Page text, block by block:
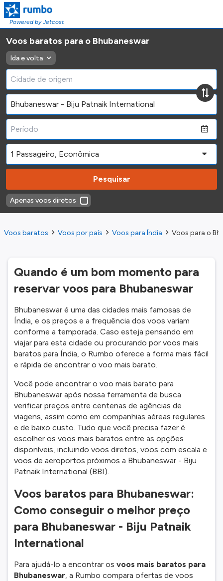
Powered by Jetcost
Voos baratos para o Bhubaneswar
Ida e volta
Pesquisar
Apenas voos diretos
Voos baratos Voos por país Voos para Índia Voos para o
Quando é um bom momento para
reservar voos para Bhubaneswar
Bhubaneswar é uma das cidades mais famosas de
Índia, e os preços e a frequência dos voos variam
conforme a temporada. Caso esteja pensando em
viajar para esta cidade ou procurando por voos mais
baratos para Índia, o Rumbo oferece a forma mais fácil
e rápida de encontrar o voo mais barato.
Você pode encontrar o voo mais barato para
Bhubaneswar após nossa ferramenta de busca
verificar preços entre centenas de agências de
viagens, assim como em companhias aéreas regulares
e de baixo custo. Tudo que você precisa fazer é
escolher os voos mais baratos entre as opções
disponíveis, incluindo voos diretos, voos com escala e
voos de aeroportos próximos a Bhubaneswar - Biju
Patnaik International (BBI).
Voos baratos para Bhubaneswar:
Como conseguir o melhor preço
para Bhubaneswar - Biju Patnaik
International
Para ajudá-lo a encontrar os voos mais baratos para
Bhubaneswar, a Rumbo compara ofertas de voos